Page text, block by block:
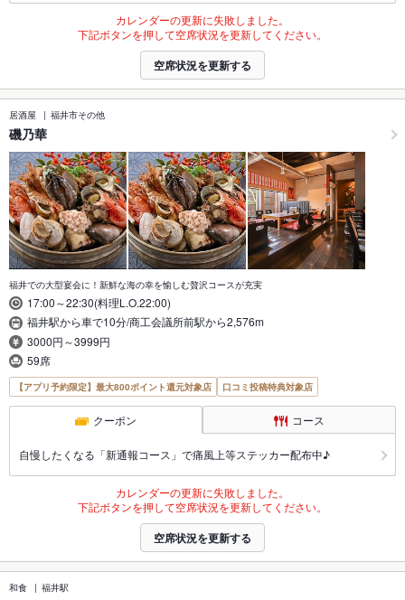
カレンダーの更新に失敗しました。
下記ボタンを押して空席状況を更新してください。
空席状況を更新する
居酒屋 福井市その他
磯乃華
福井での大型宴会に！新鮮な海の幸を愉しむ贅沢コースが充実
17:00～22:30(料理L.O.22:00)
福井駅から車で10分/商工会議所前駅から2,576m
3000円～3999円
59席
【アプリ予約限定】最大800ポイント還元対象店 口コミ投稿特典対象店
クーポン コース
自慢したくなる「新通報コース」で痛風上等ステッカー配布中♪
カレンダーの更新に失敗しました。
下記ボタンを押して空席状況を更新してください。
空席状況を更新する
和食 福井駅